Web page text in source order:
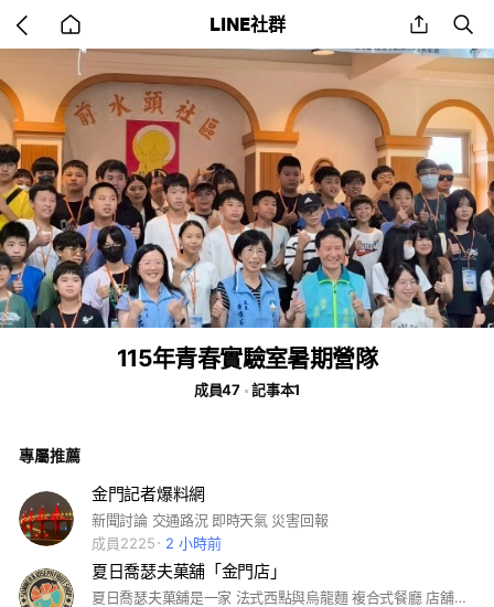
back
to
LINE社群 share
115年青春實驗室暑期營隊
成員47 記事本1
專屬推薦
金門記者爆料網
新聞討論 交通路況 即時天氣 災害回報
成員2225
2 小時前
夏日喬瑟夫菓舖「金門店」
夏日喬瑟夫菓舖是一家 法式西點與烏龍麵 複合式餐廳 店舖亦有零售少量水果 懇請鄉親多多支持照顧